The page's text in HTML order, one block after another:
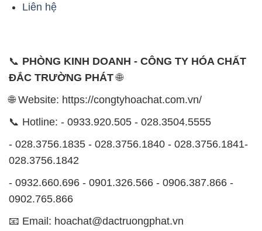
Liên hệ
📞 PHÒNG KINH DOANH - CÔNG TY HÓA CHẤT
ĐẮC TRƯỜNG PHÁT🌐
🌐 Website: https://congtyhoachat.com.vn/
📞 Hotline: - 0933.920.505 - 028.3504.5555
- 028.3756.1835 - 028.3756.1840 - 028.3756.1841-
028.3756.1842
- 0932.660.696 - 0901.326.566 - 0906.387.866 -
0902.765.866
📧 Email: hoachat@dactruongphat.vn